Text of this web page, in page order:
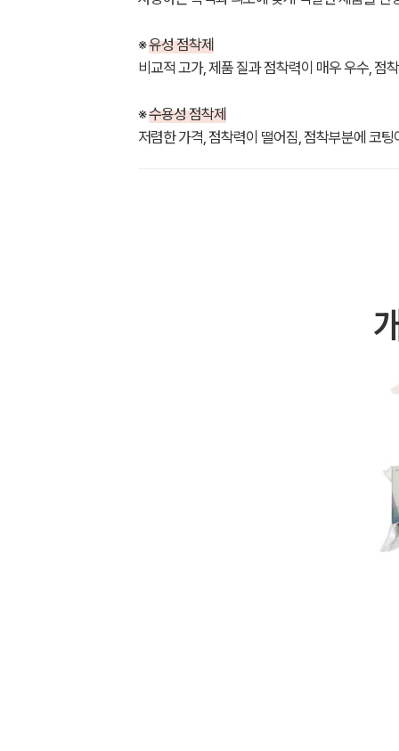
※유성 점착제
비교적 고가, 제품 질과 점착력이 매우 우수, 점
※수용성 점착제
저렴한 가격, 점착력이 떨어짐, 점착부분에 코